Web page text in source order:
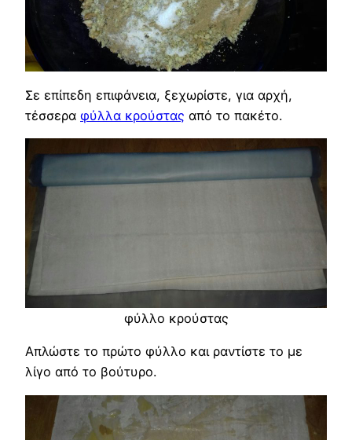
Σε επίπεδη επιφάνεια, ξεχωρίστε, για αρχή,
τέσσερα φύλλα κρούστας από το πακέτο.
φύλλο κρούστας
Απλώστε το πρώτο φύλλο και ραντίστε το με
λίγο από το βούτυρο.